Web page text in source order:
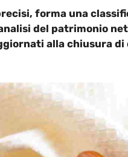
forma una
del patrimonio
alla chiusura di